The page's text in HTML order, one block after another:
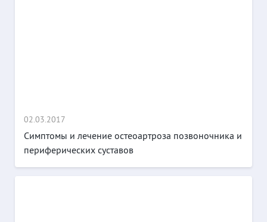
02.03.2017
Симптомы и лечение остеоартроза позвоночника и
периферических суставов